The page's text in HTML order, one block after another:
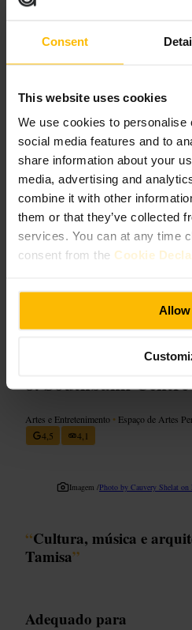
Consent
This website uses cookies
We use cookies to personalise
social media features and to
share information about your
media, advertising and
combine it with other
them or that they’ve collected
services. You can at any time
consent from the Cookie
#
O que esperar
galerias. Visitas guiadas conduzidas
histórico, exposições sobre o teatro de
educativas para miúdos. A zona de pé
algumas bancadas ficam protegidas.
para contratar almofadas para os
Planeie a sua visita
Reserve bilhetes com antecedência,
populares. Chegue com tempo para
sessão. Leve roupas adequadas ao
visita para esclarecimentos e apoio.
https://www.shakespearesglobe.com/
21 New Globe Walk, Londres SE1
Southbank Centre
Artes e Entretenimento • Espaço de Artes
4,5
4,1
Imagem /Photo by Cauvery Shelat on
“Cultura, música e
Tamisa”
Adequado para